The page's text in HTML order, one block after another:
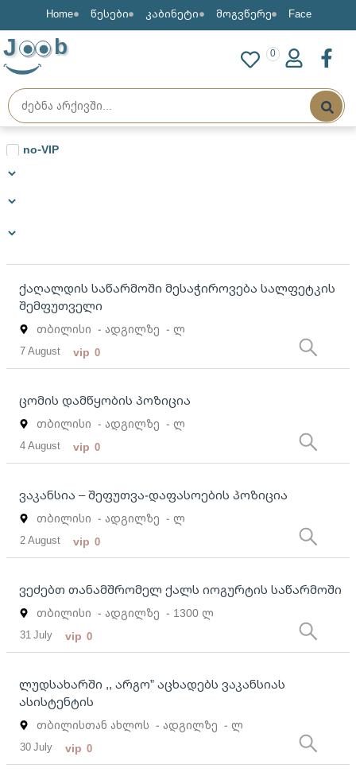
Home წესები კაბინეტი მოგვწერე Face
J b 0
საიტი, სადაც ნებისმიერს შეუძლია უფასოდ
no-VIP
ქაღალდის საწარმოში მესაჭიროვება სალფეტკის
შემფუთველი
თბილისი - ადგილზე - ლ
7 August vip 0
ცომის დამწყობის პოზიცია
თბილისი - ადგილზე - ლ
4 August vip 0
ვაკანსია – შეფუთვა-დაფასოების პოზიცია
თბილისი - ადგილზე - ლ
2 August vip 0
ვეძებთ თანამშრომელ ქალს იოგურტის საწარმოში
თბილისი - ადგილზე - 1300 ლ
31 July vip 0
ლუდსახარში ,, არგო” აცხადებს ვაკანსიას
ასისტენტის
თბილისთან ახლოს - ადგილზე - ლ
30 July vip 0